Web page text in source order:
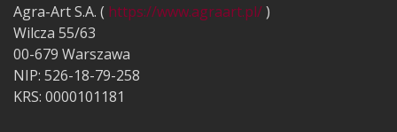
Agra-Art S.A. ( https://www.agraart.pl/)
Wilcza 55/63
00-679 Warszawa
NIP: 526-18-79-258
KRS: 0000101181